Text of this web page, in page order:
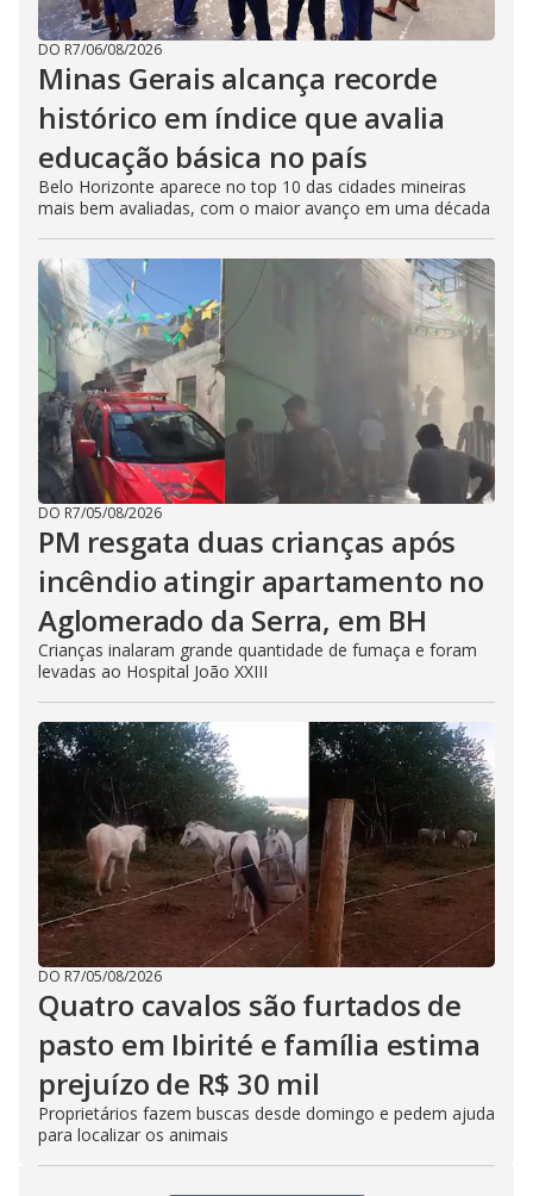
DO R7/06/08/2026
Minas Gerais alcança recorde
histórico em índice que avalia
educação básica no país
Belo Horizonte aparece no top 10 das cidades mineiras
mais bem avaliadas, com o maior avanço em uma década
DO R7/05/08/2026
PM resgata duas crianças após
incêndio atingir apartamento no
Aglomerado da Serra, em BH
Crianças inalaram grande quantidade de fumaça e foram
levadas ao Hospital João XXIII
DO R7/05/08/2026
Quatro cavalos são furtados de
pasto em Ibirité e família estima
prejuízo de R$ 30 mil
Proprietários fazem buscas desde domingo e pedem ajuda
para localizar os animais